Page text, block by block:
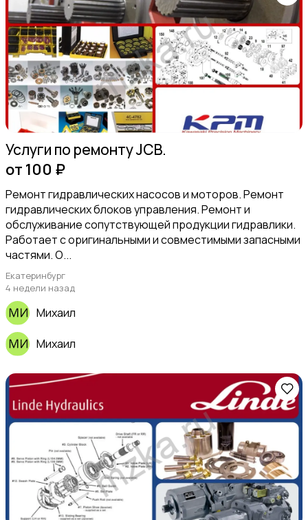
Услуги по ремонту JCB.
от 100 ₽
Ремонт гидравлических насосов и моторов. Ремонт
гидравлических блоков управления. Ремонт и
обслуживание сопутствующей продукции гидравлики.
Работает с оригинальными и совместимыми запасными
частями. О...
Екатеринбург
4 недели назад
Михаил
Михаил